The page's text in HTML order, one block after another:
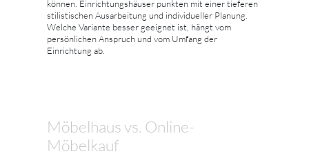
können. Einrichtungshäuser punkten mit einer tieferen
stilistischen Ausarbeitung und individueller Planung.
Welche Variante besser geeignet ist, hängt vom
persönlichen Anspruch und vom Umfang der
Einrichtung ab.
Möbelhaus vs. Online-
Möbelkauf